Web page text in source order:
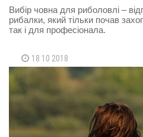
Вибір човна для риболовлі –
рибалки, який тільки почав
так і для професіонала.
18 10 2018